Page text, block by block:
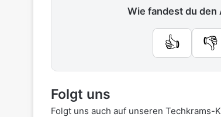
Wie fandest du den
👍 👎
Folgt uns
Folgt uns auch auf unseren Techkrams-